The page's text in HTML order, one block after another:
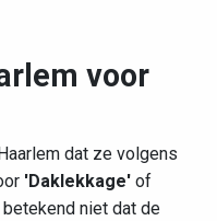
voor
dat ze volgens
'Daklekkage' of
niet dat de